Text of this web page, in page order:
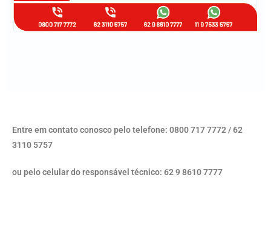
Entre em contato conosco pelo telefone: 0800 717 7772 / 62
3110 5757
ou pelo celular do responsável técnico: 62 9 8610 7777